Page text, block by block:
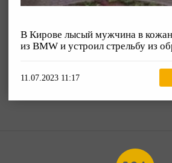
В Кирове лысый мужчина в
из BMW и устроил стрельбу из
11.07.2023 11:17